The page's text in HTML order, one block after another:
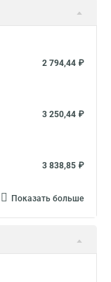
2 794,44 ₽
3 250,44 ₽
3 838,85 ₽
Показать больше